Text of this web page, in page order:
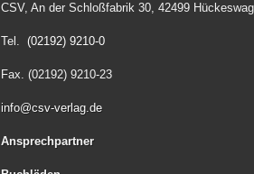
CSV, An der Schloßfabrik 30, 42499
Tel. (02192) 9210-0
Fax. (02192) 9210-23
info@csv-verlag.de
Ansprechpartner